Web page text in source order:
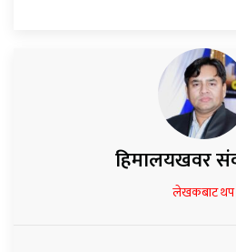
हिमालयखवर
लेखकबाट थप